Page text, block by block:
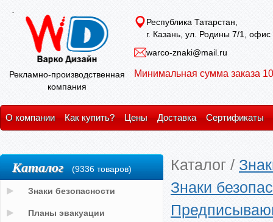
Рекламно-производственная
компания
Республика Татарстан,
г. Казань, ул. Родины 7/1, офис
warco-znaki@mail.ru
Минимальная сумма заказа
О компании Как купить? Цены Доставка Сертификаты
Каталог /
Знаки
Каталог (9336 товаров)
Знаки безопасности
Планы эвакуации